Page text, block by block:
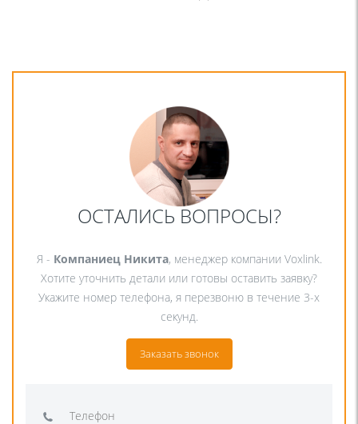
ОСТАЛИСЬ ВОПРОСЫ?
Я - Компаниец Никита, менеджер компании Voxlink.
Хотите уточнить детали или готовы оставить заявку?
Укажите номер телефона, я перезвоню в течение 3-х
секунд.
Заказать звонок